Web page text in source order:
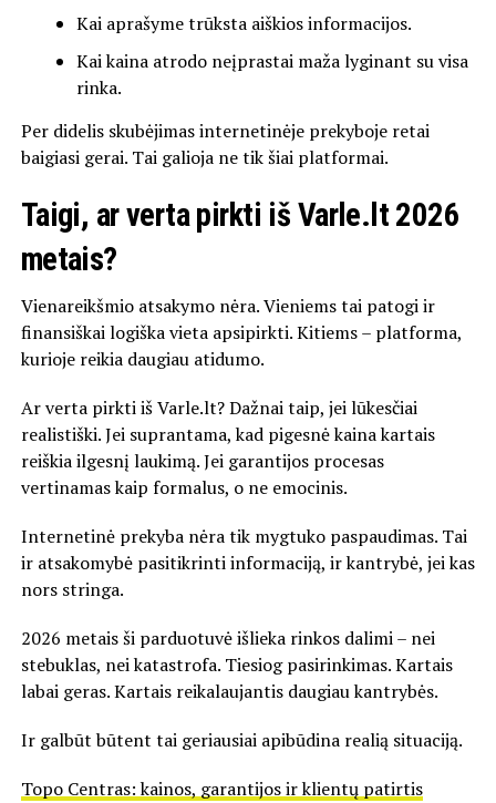
Kai aprašyme trūksta aiškios informacijos.
Kai kaina atrodo neįprastai maža lyginant su visa
rinka.
Per didelis skubėjimas internetinėje prekyboje retai
baigiasi gerai. Tai galioja ne tik šiai platformai.
Taigi, ar verta pirkti iš Varle.lt 2026
metais?
Vienareikšmio atsakymo nėra. Vieniems tai patogi ir
finansiškai logiška vieta apsipirkti. Kitiems – platforma,
kurioje reikia daugiau atidumo.
Ar verta pirkti iš Varle.lt? Dažnai taip, jei lūkesčiai
realistiški. Jei suprantama, kad pigesnė kaina kartais
reiškia ilgesnį laukimą. Jei garantijos procesas
vertinamas kaip formalus, o ne emocinis.
Internetinė prekyba nėra tik mygtuko paspaudimas. Tai
ir atsakomybė pasitikrinti informaciją, ir kantrybė, jei kas
nors stringa.
2026 metais ši parduotuvė išlieka rinkos dalimi – nei
stebuklas, nei katastrofa. Tiesiog pasirinkimas. Kartais
labai geras. Kartais reikalaujantis daugiau kantrybės.
Ir galbūt būtent tai geriausiai apibūdina realią situaciją.
Topo Centras: kainos, garantijos ir klientų patirtis